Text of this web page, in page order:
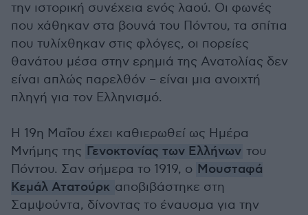
την ιστορική συνέχεια ενός λαού. Οι φωνές
που χάθηκαν στα βουνά του Πόντου, τα σπίτια
που τυλίχθηκαν στις φλόγες, οι πορείες
θανάτου μέσα στην ερημιά της Ανατολίας δεν
είναι απλώς παρελθόν – είναι μια ανοιχτή
πληγή για τον Ελληνισμό.
Η 19η Μαΐου έχει καθιερωθεί ως Ημέρα
Μνήμης της Γενοκτονίας των Ελλήνων του
Πόντου. Σαν σήμερα το 1919, ο Μουσταφά
Κεμάλ Ατατούρκ αποβιβάστηκε στη
Σαμψούντα, δίνοντας το έναυσμα για την